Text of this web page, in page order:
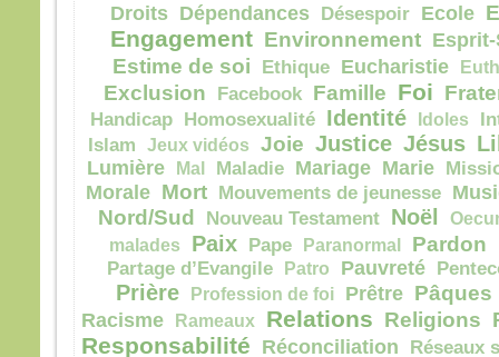
si
Et
Droits Dépendances Désespoir Ecole
Engagement Environnement
Estime de soi Ethique Eucharistie
Exclusion Facebook Famille Foi
Handicap Homosexualité Identité Idoles
Islam
Jeux vidéos Joie Justice Jésus
Lumière Mal Maladie Mariage Marie
Morale Mort Mouvements de jeunesse
Nord/Sud Nouveau Testament Noël
malades
Paix Pape Paranormal Pardon
Partage d’Evangile Patro Pauvreté
Prière Profession de foi Prêtre Pâques
Racisme Rameaux Relations Religions
Responsabilité Réconciliation Réseaux